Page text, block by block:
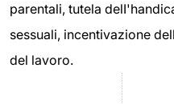
parentali, tutela
sessuali, incentivazione
del lavoro.